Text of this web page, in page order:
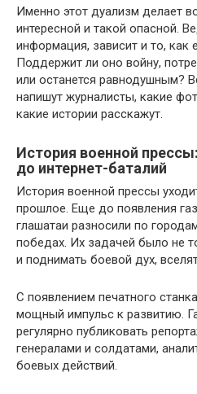
Именно этот дуализм делает
интересной и такой опасной.
информация, зависит и то, как
Поддержит ли оно войну,
или останется равнодушным?
напишут журналисты, какие
какие истории расскажут.
История военной
до интернет-баталий
История военной прессы
прошлое. Еще до появления
глашатаи разносили по
победах. Их задачей было не
и поднимать боевой дух,
С появлением печатного
мощный импульс к развитию.
регулярно публиковать
генералами и солдатами,
боевых действий.